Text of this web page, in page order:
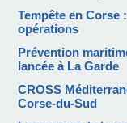
Tempête en Corse
opérations
Prévention
lancée à La Garde
CROSS
Corse-du-Sud